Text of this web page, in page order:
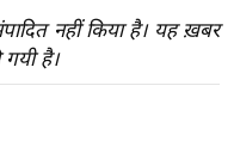
नहीं किया है। यह ख़बर
है।